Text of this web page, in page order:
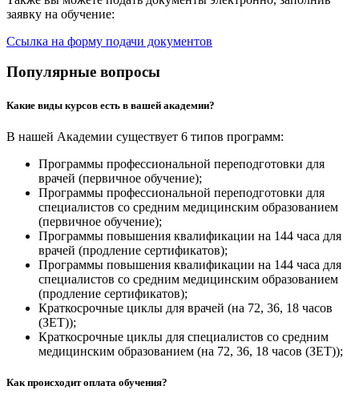
заявку на обучение:
Ссылка на форму подачи документов
Популярные вопросы
Какие виды курсов есть в вашей академии?
В нашей Академии существует 6 типов программ:
Программы профессиональной переподготовки для
врачей (первичное обучение);
Программы профессиональной переподготовки для
специалистов со средним медицинским образованием
(первичное обучение);
Программы повышения квалификации на 144 часа для
врачей (продление сертификатов);
Программы повышения квалификации на 144 часа для
специалистов со средним медицинским образованием
(продление сертификатов);
Краткосрочные циклы для врачей (на 72, 36, 18 часов
(ЗЕТ));
Краткосрочные циклы для специалистов со средним
медицинским образованием (на 72, 36, 18 часов (ЗЕТ));
Как происходит оплата обучения?